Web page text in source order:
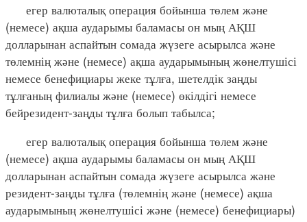
егер валюталық операция бойынша төлем және
(немесе) ақша аударымы баламасы он мың АҚШ
долларынан аспайтын сомада жүзеге асырылса және
төлемнің және (немесе) ақша аударымының жөнелтушісі
немесе бенефициары жеке тұлға, шетелдік заңды
тұлғаның филиалы және (немесе) өкілдігі немесе
бейрезидент-заңды тұлға болып табылса;
егер валюталық операция бойынша төлем және
(немесе) ақша аударымы баламасы он мың АҚШ
долларынан аспайтын сомада жүзеге асырылса және
резидент-заңды тұлға (төлемнің және (немесе) ақша
аударымының жөнелтушісі және (немесе) бенефициары)